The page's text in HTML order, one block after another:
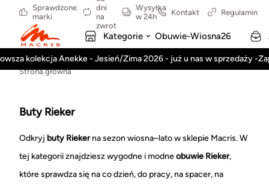
Sprawdzone
marki
dni
na
zwrot
Wysyłka
w 24h
Kontakt Regulamin
Kategorie Obuwie-Wiosna26
kolekcja Anekke - Jesień/Zima 2026 - już u nas w sprzedaży -
Strona główna
Buty Rieker
Odkryj buty Riekerna sezon wiosna–lato w sklepie Macris. W
tej kategorii znajdziesz wygodne i modneobuwie Rieker,
które sprawdza się na co dzień, do pracy, na spacer, na